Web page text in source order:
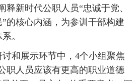
释新时代公职人员“忠诚于党、
的核心内涵，为参训干部构建
。
和展示环节中，4个小组聚焦
职人员应该有更高的职业道德